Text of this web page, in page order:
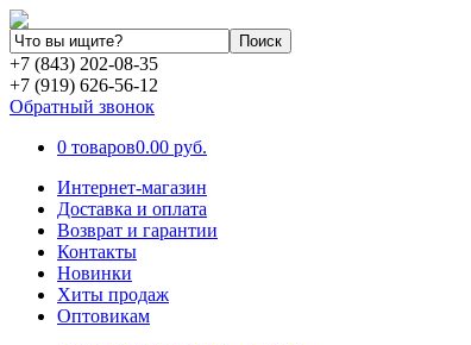
+7 (843) 202-08-35
+7 (919) 626-56-12
Обратный звонок
0 товаров0.00 руб.
Интернет-магазин
Доставка и оплата
Возврат и гарантии
Контакты
Новинки
Хиты продаж
Оптовикам